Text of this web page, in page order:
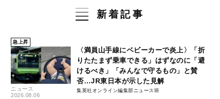
新着記事
急上昇
ニュース
2026.08.06
〈満員山手線にベビーカーで炎上〉「折
りたたまず乗車できる」はずなのに「避
けるべき」「みんなで守るもの」と賛
否…JR東日本が示した見解
集英社オンライン編集部ニュース班